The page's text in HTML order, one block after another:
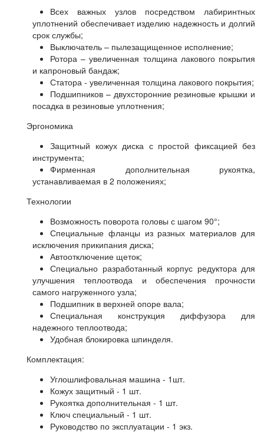
Всех важных узлов посредством лабиринтных
уплотнений обеспечивает изделию надежность и долгий
срок службы;
Выключатель – пылезащищенное исполнение;
Ротора – увеличенная толщина лакового покрытия
и капроновый бандаж;
Статора - увеличенная толщина лакового покрытия;
Подшипников – двухсторонние резиновые крышки и
посадка в резиновые уплотнения;
Эргономика
Защитный кожух диска с простой фиксацией без
инструмента;
Фирменная дополнительная рукоятка,
устанавливаемая в 2 положениях;
Технологии
Возможность поворота головы с шагом 90°;
Специальные фланцы из разных материалов для
исключения прикипания диска;
Автоотключение щеток;
Специально разработанный корпус редуктора для
улучшения теплоотвода и обеспечения прочности
самого нагруженного узла;
Подшипник в верхней опоре вала;
Специальная конструкция диффузора для
надежного теплоотвода;
Удобная блокировка шпинделя.
Комплектация:
Углошлифовальная машина - 1шт.
Кожух защитный - 1 шт.
Рукоятка дополнительная - 1 шт.
Ключ специальный - 1 шт.
Руководство по эксплуатации - 1 экз.